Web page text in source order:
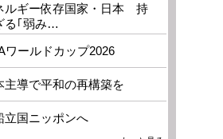
ルギー依存国家・日本 持
る｢弱み…
ワールドカップ2026
主導で平和の再構築を
立国ニッポンへ